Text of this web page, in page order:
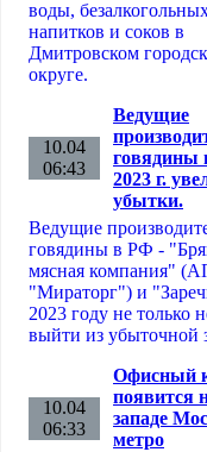
воды,
напитков и соков в
Дмитровском
округе.
10.04
06:43
Ведущие
говядины
2023 г.
убытки.
Ведущие
говядины в РФ -
мясная компания"
"Мираторг") и
2023 году не только
выйти из убыточной
10.04
06:33
Офисный
появится
западе
метро